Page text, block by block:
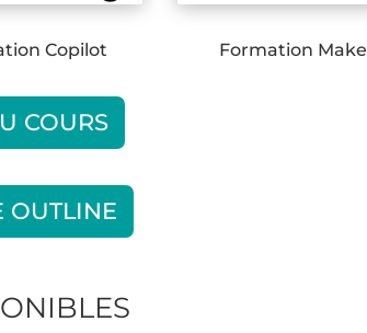
Copilot Formation Make
COURS
OUTLINE